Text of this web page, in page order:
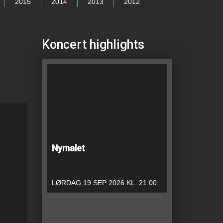
2015 2014 2013
2012
Koncert highlights
Nymalet
LØRDAG 19 SEP 2026 KL. 21:00